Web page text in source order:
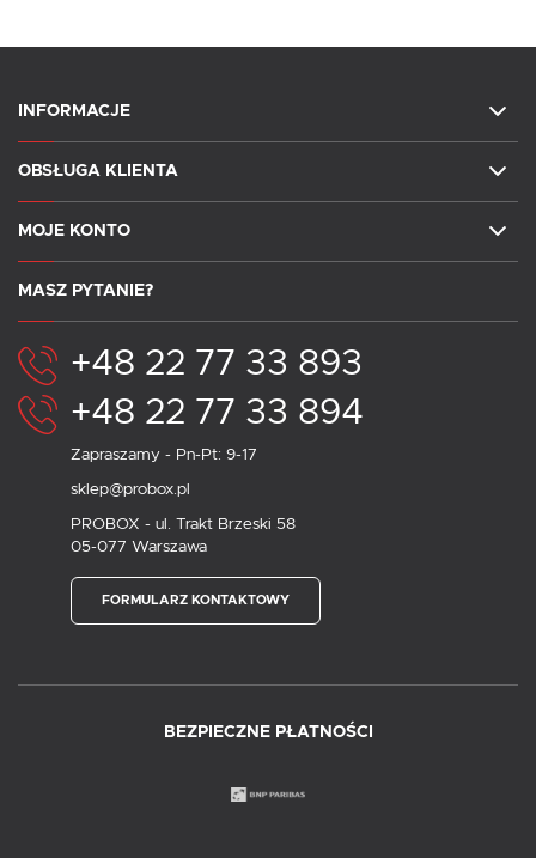
INFORMACJE
OBSŁUGA KLIENTA
MOJE KONTO
MASZ PYTANIE?
+48 22 77 33 893
+48 22 77 33 894
Zapraszamy - Pn-Pt: 9-17
sklep@probox.pl
PROBOX - ul. Trakt Brzeski 58
05-077 Warszawa
FORMULARZ KONTAKTOWY
BEZPIECZNE PŁATNOŚCI